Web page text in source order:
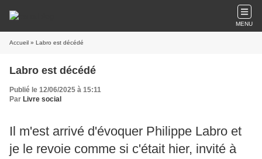
MENU
Accueil » Labro est décédé
Labro est décédé
Publié le 12/06/2025 à 15:11
Par Livre social
Il m'est arrivé d'évoquer Philippe Labro et
je le revoie comme si c'était hier, invité à